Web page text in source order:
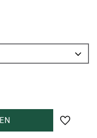
Lägg till